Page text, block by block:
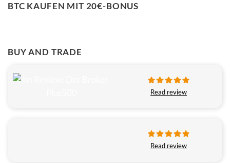
BTC KAUFEN MIT 20€-BONUS
BUY AND TRADE
Read review
Read review